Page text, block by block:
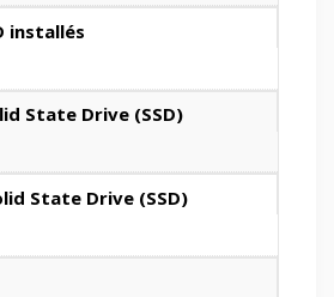
installés
State Drive (SSD)
State Drive (SSD)